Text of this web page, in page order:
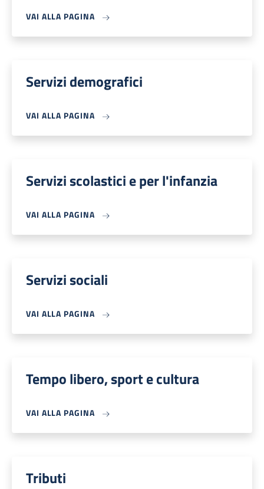
VAI ALLA PAGINA
Servizi demografici
VAI ALLA PAGINA
Servizi scolastici e per l'infanzia
VAI ALLA PAGINA
Servizi sociali
VAI ALLA PAGINA
Tempo libero, sport e cultura
VAI ALLA PAGINA
Tributi